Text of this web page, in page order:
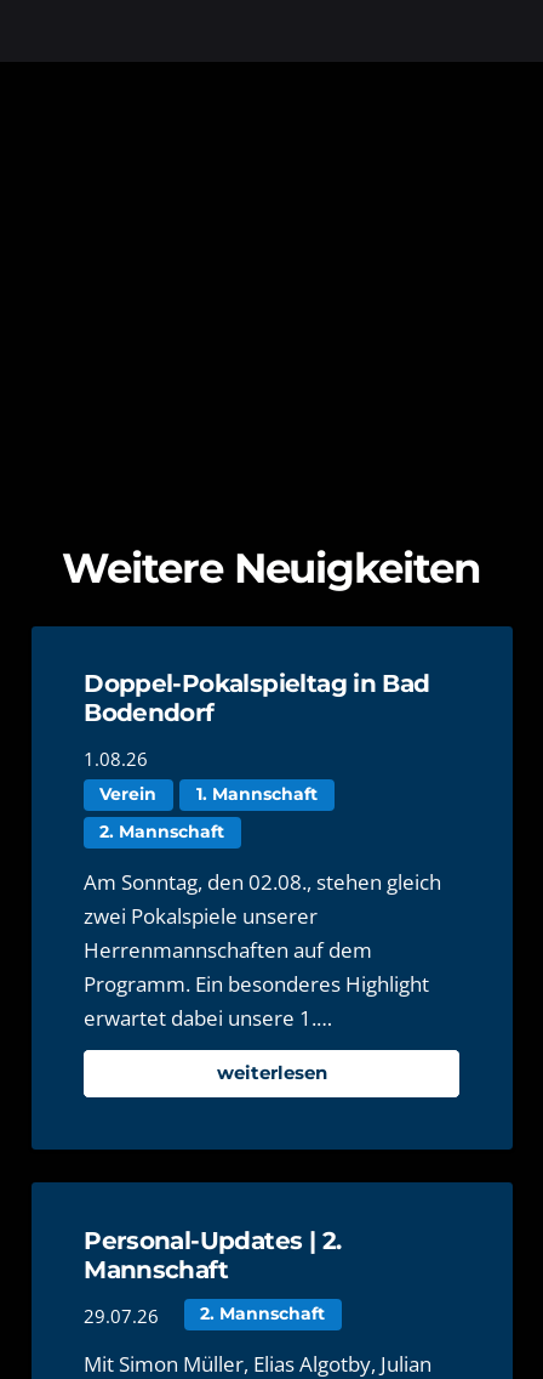
Weitere Neuigkeiten
Doppel-Pokalspieltag in Bad
Bodendorf
1.08.26
Verein
1. Mannschaft
2. Mannschaft
Am Sonntag, den 02.08., stehen gleich
zwei Pokalspiele unserer
Herrenmannschaften auf dem
Programm. Ein besonderes Highlight
erwartet dabei unsere 1.…
weiterlesen
Personal-Updates | 2.
Mannschaft
29.07.26 2. Mannschaft
Mit Simon Müller, Elias Algotby, Julian